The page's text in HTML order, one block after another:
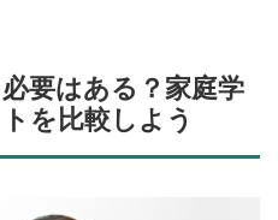
要はある？家庭学
を比較しよう